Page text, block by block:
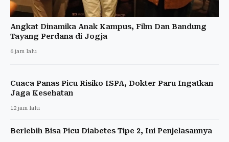
Angkat Dinamika Anak Kampus, Film Dan Bandung
Tayang Perdana di Jogja
6 jam lalu
Cuaca Panas Picu Risiko ISPA, Dokter Paru Ingatkan
Jaga Kesehatan
12 jam lalu
Berlebih Bisa Picu Diabetes Tipe 2, Ini Penjelasannya